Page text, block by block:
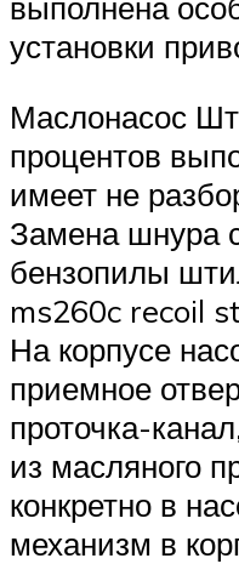
установки
Маслонасос
процентов
имеет не
Замена шнура
бензопилы
ms260c recoil
На корпусе
приемное
проточка-
из масляного
конкретно в
механизм в